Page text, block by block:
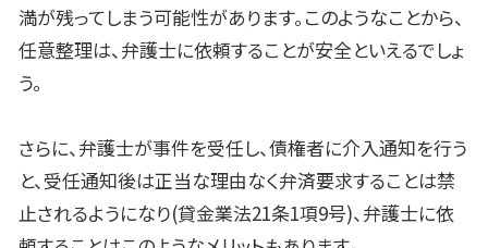
満が残ってしまう可能性があります。このようなことから、
任意整理は、弁護士に依頼することが安全といえるでしょ
う。
さらに、弁護士が事件を受任し、債権者に介入通知を行う
と、受任通知後は正当な理由なく弁済要求することは禁
止されるようになり(貸金業法21条1項9号)、弁護士に依